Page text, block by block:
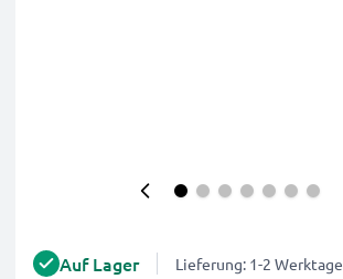
Auf Lager Lieferung: 1-2 Werktage